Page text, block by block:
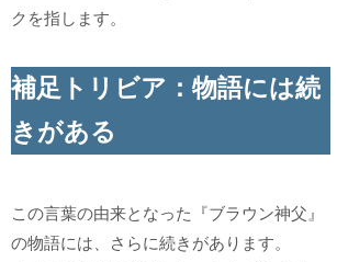
クを指します。
補足トリビア：物語には続
きがある
この言葉の由来となった『ブラウン神父』
の物語には、さらに続きがあります。